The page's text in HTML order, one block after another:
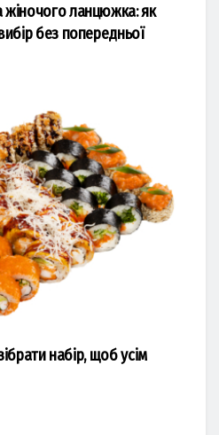
ланцюжка: як
без попередньої
набір, щоб усім